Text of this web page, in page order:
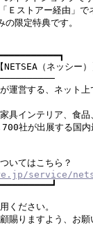
ストアー経由」で
限定特典です。
（ネッシ
営する、ネット上
トです。
インテリア、食品
社が出展する国内
す。
ーについ
service/
用ください。
ご愛顧賜りま